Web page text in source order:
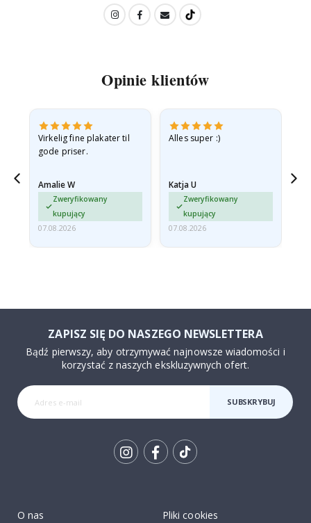
Opinie klientów
Virkelig fine plakater til
gode priser.
Amalie W
Zweryfikowany
kupujący
07.08.2026
Alles super :)
Katja U
Zweryfikowany
kupujący
07.08.2026
ZAPISZ SIĘ DO NASZEGO NEWSLETTERA
Bądź pierwszy, aby otrzymywać najnowsze wiadomości i
korzystać z naszych ekskluzywnych ofert.
SUBSKRYBUJ
O nas
Pliki cookies